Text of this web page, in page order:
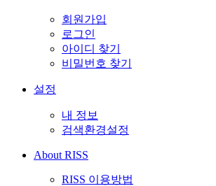
회원가입
로그인
아이디 찾기
비밀번호 찾기
설정
내 정보
검색환경설정
About RISS
RISS 이용방법